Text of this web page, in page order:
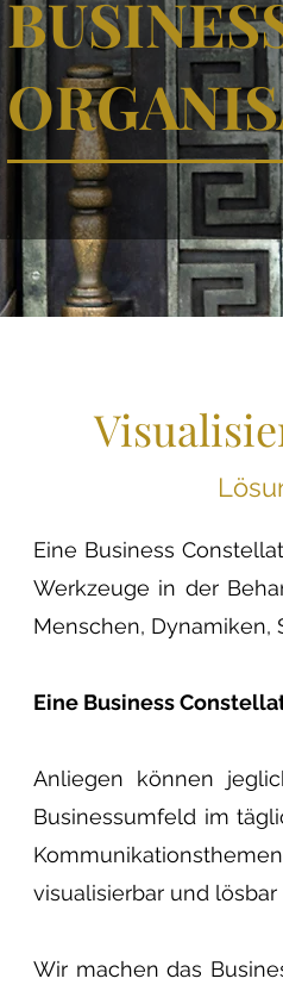
Eine Business
Werkzeuge in der
Menschen, Dynamiken,
Eine Business
Anliegen können
Businessumfeld im
visualisierbar und
Wir machen das B